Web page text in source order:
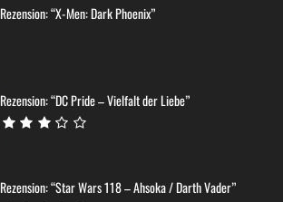
Rezension: “X-Men: Dark Phoenix”
Rezension: “DC Pride – Vielfalt der Liebe”
Rezension: “Star Wars 118 – Ahsoka / Darth Vader”